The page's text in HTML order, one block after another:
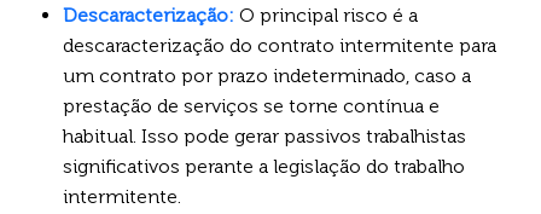
Descaracterização: O principal risco é a
descaracterização do contrato intermitente para
um contrato por prazo indeterminado, caso a
prestação de serviços se torne contínua e
habitual. Isso pode gerar passivos trabalhistas
significativos perante a legislação do trabalho
intermitente.